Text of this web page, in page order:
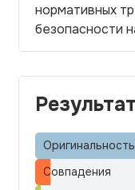
нормативных
безопасности
Оригинальность
Совпадения